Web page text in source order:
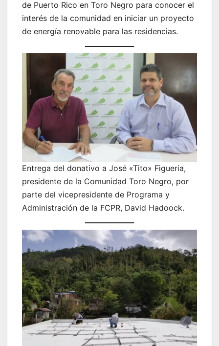
de Puerto Rico en Toro Negro para conocer el
interés de la comunidad en iniciar un proyecto
de energía renovable para las residencias.
Entrega del donativo a José «Tito» Figueria,
presidente de la Comunidad Toro Negro, por
parte del vicepresidente de Programa y
Administración de la FCPR, David Hadoock.